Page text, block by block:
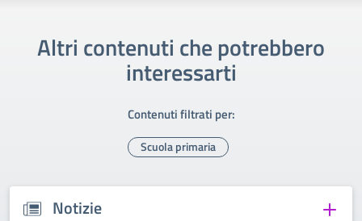
Altri contenuti che potrebbero
interessarti
Contenuti filtrati per:
Scuola primaria
Notizie